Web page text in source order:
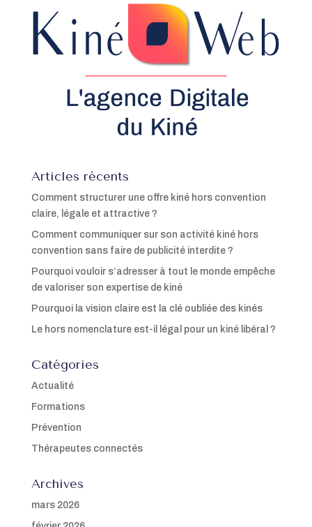
Articles récents
Comment structurer une offre kiné hors convention
claire, légale et attractive ?
Comment communiquer sur son activité kiné hors
convention sans faire de publicité interdite ?
Pourquoi vouloir s’adresser à tout le monde empêche
de valoriser son expertise de kiné
Pourquoi la vision claire est la clé oubliée des kinés
Le hors nomenclature est-il légal pour un kiné libéral ?
Catégories
Actualité
Formations
Prévention
Thérapeutes connectés
Archives
mars 2026